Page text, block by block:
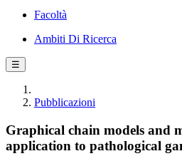
Facoltà
Ambiti Di Ricerca
☰
Pubblicazioni
Graphical chain models and
application to pathological